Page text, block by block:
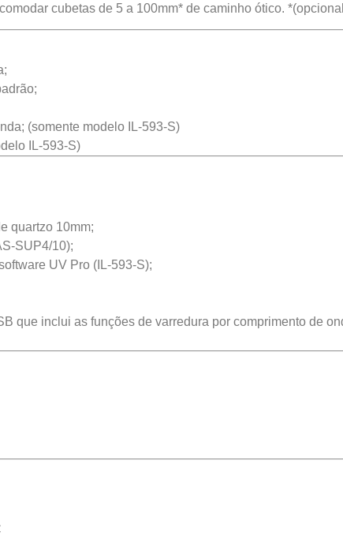
cubetas de 5 a 100mm* de caminho ótico.
(somente modelo IL-593-S)
IL-593-S)
quartzo 10mm;
SUP4/10);
UV Pro (IL-593-S);
que inclui as funções de varredura por comprimento de